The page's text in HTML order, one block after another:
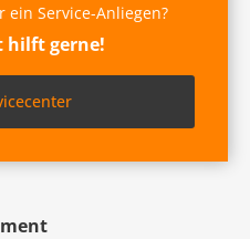
ein Service-Anliegen?
hilft gerne!